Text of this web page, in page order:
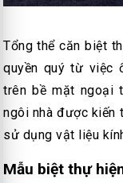
Tổng thể căn biệt
quyền quý từ việc
trên bề mặt ngoại
ngôi nhà được kiến
sử dụng vật liệu
Mẫu biệt thự